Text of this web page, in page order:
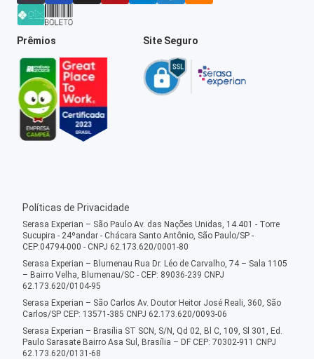
Prêmios Site Seguro
Políticas de Privacidade
Serasa Experian – São Paulo Av. das Nações Unidas, 14.401 - Torre
Sucupira - 24ºandar - Chácara Santo Antônio, São Paulo/SP -
CEP:04794-000 - CNPJ 62.173.620/0001-80
Serasa Experian – Blumenau Rua Dr. Léo de Carvalho, 74 – Sala 1105
– Bairro Velha, Blumenau/SC - CEP: 89036-239 CNPJ
62.173.620/0104-95
Serasa Experian – São Carlos Av. Doutor Heitor José Reali, 360, São
Carlos/SP CEP: 13571-385 CNPJ 62.173.620/0093-06
Serasa Experian – Brasília ST SCN, S/N, Qd 02, Bl C, 109, Sl 301, Ed.
Paulo Sarasate Bairro Asa Sul, Brasília – DF CEP: 70302-911 CNPJ
62.173.620/0131-68